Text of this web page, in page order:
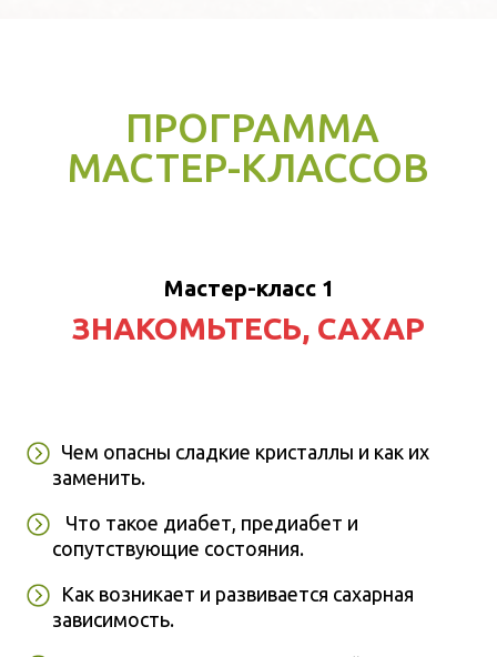
ПРОГРАММА
МАСТЕР-КЛАССОВ
Мастер-класс 1
ЗНАКОМЬТЕСЬ, САХАР
Чем опасны сладкие кристаллы и как их
заменить.
Что такое диабет, предиабет и
сопутствующие состояния.
Как возникает и развивается сахарная
зависимость.